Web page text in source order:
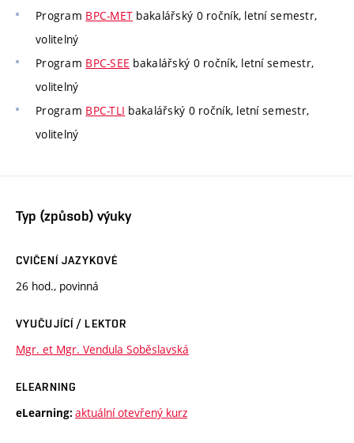
Program BPC-MET bakalářský 0 ročník, letní semestr,
volitelný
Program BPC-SEE bakalářský 0 ročník, letní semestr,
volitelný
Program BPC-TLI bakalářský 0 ročník, letní semestr,
volitelný
Typ (způsob) výuky
CVIČENÍ JAZYKOVÉ
26 hod., povinná
VYUČUJÍCÍ / LEKTOR
Mgr. et Mgr. Vendula Soběslavská
ELEARNING
eLearning: aktuální otevřený kurz